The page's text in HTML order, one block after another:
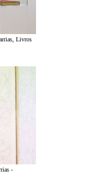
Livros
-